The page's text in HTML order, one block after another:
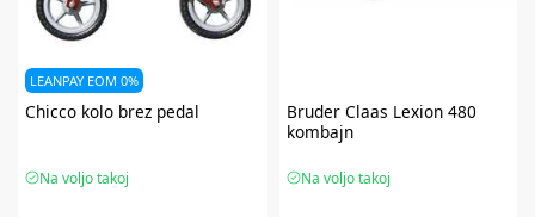
LEANPAY EOM 0%
Chiccokolo brez pedal
Na voljo takoj
BruderClaas Lexion 480
kombajn
Na voljo takoj